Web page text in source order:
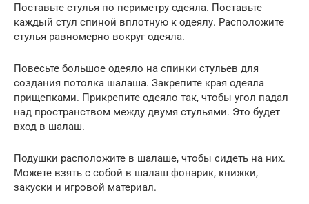
Поставьте стулья по периметру одеяла. Поставьте
каждый стул спиной вплотную к одеялу. Расположите
стулья равномерно вокруг одеяла.
Повесьте большое одеяло на спинки стульев для
создания потолка шалаша. Закрепите края одеяла
прищепками. Прикрепите одеяло так, чтобы угол падал
над пространством между двумя стульями. Это будет
вход в шалаш.
Подушки расположите в шалаше, чтобы сидеть на них.
Можете взять с собой в шалаш фонарик, книжки,
закуски и игровой материал.